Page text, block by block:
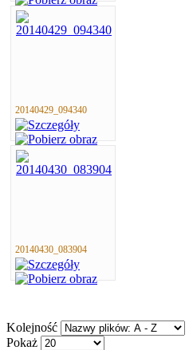
20140429_094340
20140430_083904
Kolejność
Pokaż